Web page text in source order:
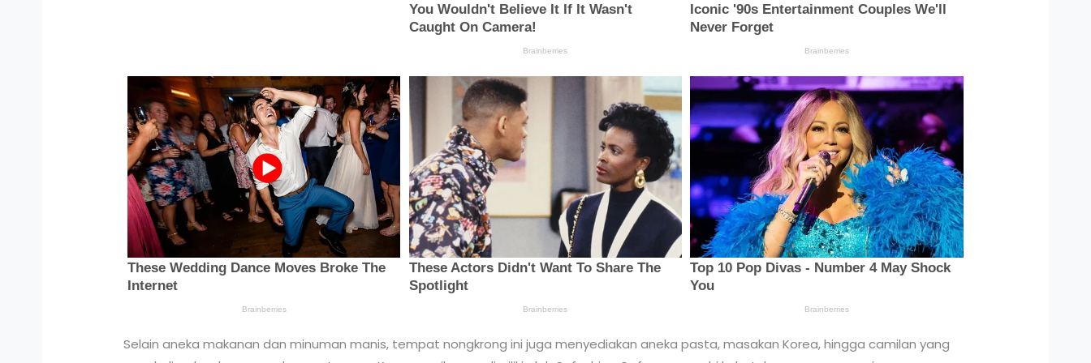
Selain aneka makanan dan minuman manis, tempat nongkrong ini juga menyediakan aneka pasta, masakan Korea, hingga camilan yang